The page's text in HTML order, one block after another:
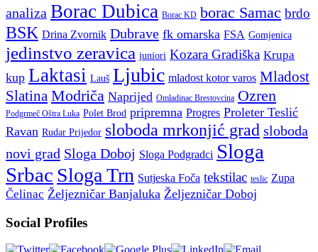
analiza Borac Dubica Borac KD borac Samac brdo
BSK Drina Zvornik Dubrave fk omarska FSA Gomjenica
jedinstvo zeravica juniori Kozara Gradiška Krupa
kup Laktasi Lauš Ljubic mladost kotor varos Mladost
Slatina Modriča Naprijed Omladinac Brestovcina Ozren
Podgrmeč Oštra Luka Polet Brod pripremna Progres Proleter Teslić
Ravan Rudar Prijedor sloboda mrkonjić grad sloboda
novi grad Sloga Doboj Sloga Podgradci Sloga
Srbac Sloga Trn Sutjeska Foča tekstilac teslic Zupa
Čelinac Željezničar Banjaluka Željezničar Doboj
Social Profiles